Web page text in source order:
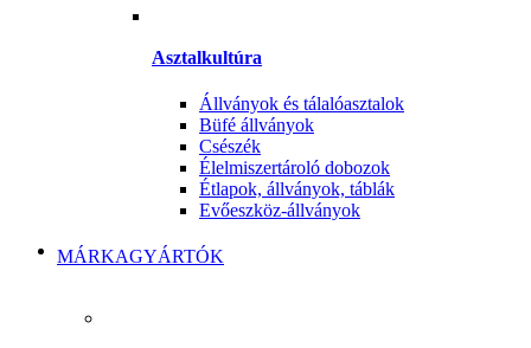
Asztalkultúra
Állványok és tálalóasztalok
Büfé állványok
Csészék
Élelmiszertároló dobozok
Étlapok, állványok, táblák
Evőeszköz-állványok
MÁRKAGYÁRTÓK